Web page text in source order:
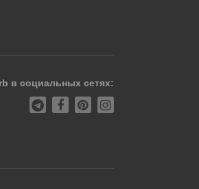
в социальных сетях: